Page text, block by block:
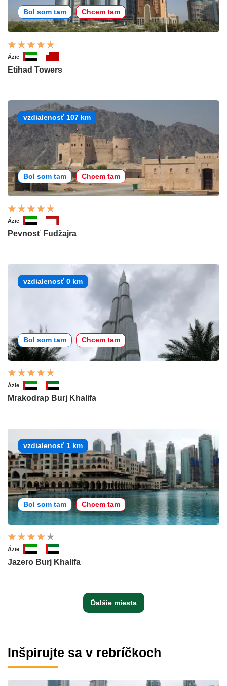
Bol som tam Chcem tam
Ázie
Etihad Towers
vzdialenosť 107 km
Bol som tam Chcem tam
Ázie
Pevnosť Fudžajra
vzdialenosť 0 km
Bol som tam Chcem tam
Ázie
Mrakodrap Burj Khalifa
vzdialenosť 1 km
Bol som tam Chcem tam
Ázie
Jazero Burj Khalifa
Ďalšie miesta
Inšpirujte sa v rebríčkoch